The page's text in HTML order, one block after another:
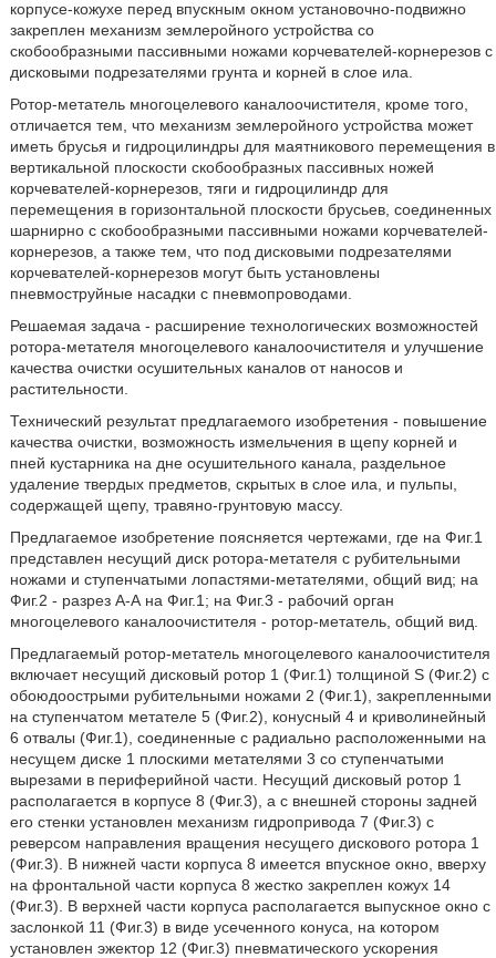
корпусе-кожухе перед впускным окном установочно-подвижно
закреплен механизм землеройного устройства со
скобообразными пассивными ножами корчевателей-корнерезов с
дисковыми подрезателями грунта и корней в слое ила.
Ротор-метатель многоцелевого каналоочистителя, кроме того,
отличается тем, что механизм землеройного устройства может
иметь брусья и гидроцилиндры для маятникового перемещения в
вертикальной плоскости скобообразных пассивных ножей
корчевателей-корнерезов, тяги и гидроцилиндр для
перемещения в горизонтальной плоскости брусьев, соединенных
шарнирно с скобообразными пассивными ножами корчевателей-
корнерезов, а также тем, что под дисковыми подрезателями
корчевателей-корнерезов могут быть установлены
пневмоструйные насадки с пневмопроводами.
Решаемая задача - расширение технологических возможностей
ротора-метателя многоцелевого каналоочистителя и улучшение
качества очистки осушительных каналов от наносов и
растительности.
Технический результат предлагаемого изобретения - повышение
качества очистки, возможность измельчения в щепу корней и
пней кустарника на дне осушительного канала, раздельное
удаление твердых предметов, скрытых в слое ила, и пульпы,
содержащей щепу, травяно-грунтовую массу.
Предлагаемое изобретение поясняется чертежами, где на Фиг.1
представлен несущий диск ротора-метателя с рубительными
ножами и ступенчатыми лопастями-метателями, общий вид; на
Фиг.2 - разрез А-А на Фиг.1; на Фиг.3 - рабочий орган
многоцелевого каналоочистителя - ротор-метатель, общий вид.
Предлагаемый ротор-метатель многоцелевого каналоочистителя
включает несущий дисковый ротор 1 (Фиг.1) толщиной S (Фиг.2) с
обоюдоострыми рубительными ножами 2 (Фиг.1), закрепленными
на ступенчатом метателе 5 (Фиг.2), конусный 4 и криволинейный
6 отвалы (Фиг.1), соединенные с радиально расположенными на
несущем диске 1 плоскими метателями 3 со ступенчатыми
вырезами в периферийной части. Несущий дисковый ротор 1
располагается в корпусе 8 (Фиг.3), а с внешней стороны задней
его стенки установлен механизм гидропривода 7 (Фиг.3) с
реверсом направления вращения несущего дискового ротора 1
(Фиг.3). В нижней части корпуса 8 имеется впускное окно, вверху
на фронтальной части корпуса 8 жестко закреплен кожух 14
(Фиг.3). В верхней части корпуса располагается выпускное окно с
заслонкой 11 (Фиг.3) в виде усеченного конуса, на котором
установлен эжектор 12 (Фиг.3) пневматического ускорения